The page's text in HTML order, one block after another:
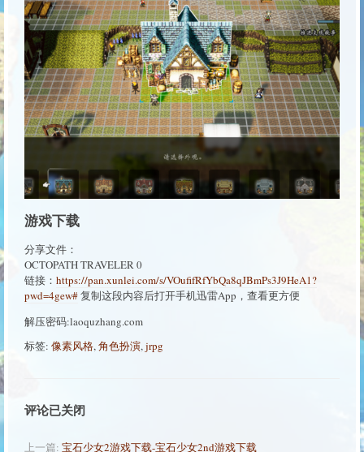
游戏下载
分享文件：
OCTOPATH TRAVELER 0
链接： https://pan.xunlei.com/s/VOufifRfYbQa8qJBmPs3J9HeA1?
pwd=4gew#复制这段内容后打开手机迅雷App，查看更方便
解压密码:laoquzhang.com
标签: 像素风格, 角色扮演, jrpg
评论已关闭
上一篇: 宝石少女2游戏下载-宝石少女2nd游戏下载